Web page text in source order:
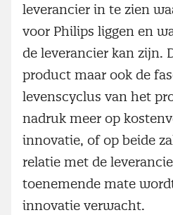
leverancier in te zien
voor Philips liggen en
de leverancier kan zijn.
product maar ook de
levenscyclus van het
nadruk meer op
innovatie, of op beide
relatie met de
toenemende mate
innovatie verwacht.